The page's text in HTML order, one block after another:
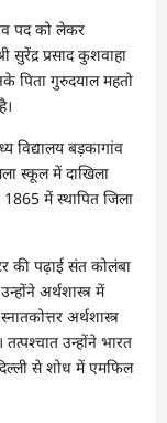
पद को लेकर
सुरेंद्र प्रसाद कुशवाहा
पिता गुरुदयाल महतो
विद्यालय बड़कागांव
स्कूल में दाखिला
1865 में स्थापित जिला
की पढ़ाई संत कोलंबा
अर्थशास्त्र में
अर्थशास्त्र
तत्पश्चात उन्होंने भारत
से शोध में एमफिल